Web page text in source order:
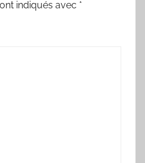
indiqués avec *